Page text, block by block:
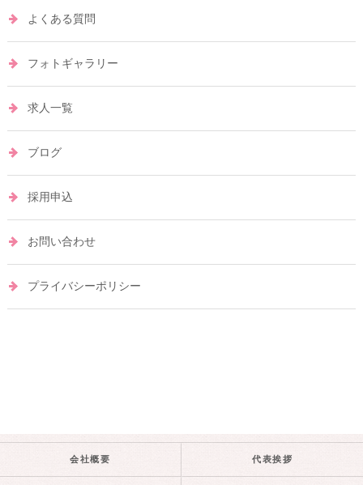
よくある質問
フォトギャラリー
求人一覧
ブログ
採用申込
お問い合わせ
プライバシーポリシー
会社概要 代表挨拶